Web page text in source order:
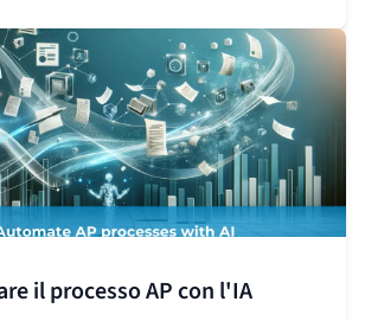
il processo AP con l'IA